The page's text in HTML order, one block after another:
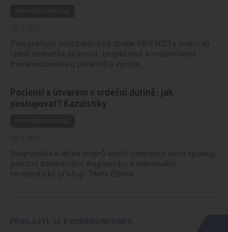
Prospektivní multicentrická studie FRIEND3 v trvání 48
týdnů hodnotila účinnost, bezpečnost a snášenlivost
fremanezumabu u pacientů s vysoce…
Pacienti s útvarem v srdeční dutině: jak
postupovat? Kazuistiky
Diagnostika a léčba útvarů uvnitř srdečních dutin vyžadují
precizní diferenciální diagnostiku a individuální
terapeutický přístup. Tento článek…